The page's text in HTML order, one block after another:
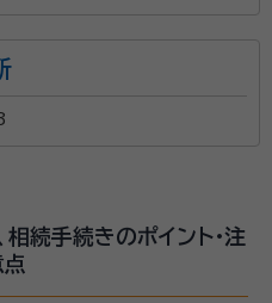
続手続きのポイント・注